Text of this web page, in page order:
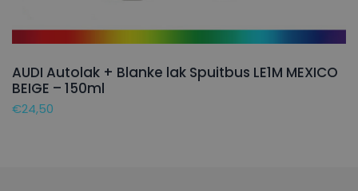
AUDI Autolak + Blanke lak Spuitbus LE1M MEXICO
BEIGE – 150ml
€24,50